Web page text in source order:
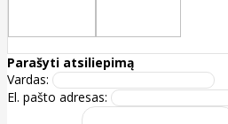
Parašyti atsiliepimą
Vardas:
El. pašto adresas: